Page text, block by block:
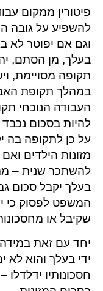
פיטורין ממקום
להשפיע על גובה
וגם אם יפוטר לא
בעלך, מן הסתם,
תקופה מסויימת,
במהלך תקופת
העבודה הנוכחי
להיות בסכום נכבד
על כן לתקופה בה
מזונות הילדים
להשתכר שנית – מה
בעלך יקבל סכום
המשפט לפסוק כי
שקיבל או
יחד עם זאת
ידי בעלך והוא לא
חסכונותיו